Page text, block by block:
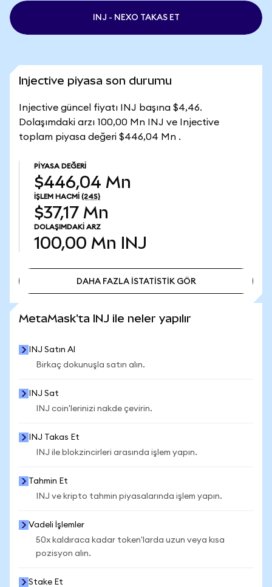
INJ - NEXO TAKAS ET
Injective piyasa son durumu
Injective güncel fiyatı INJ başına $4,46.
Dolaşımdaki arzı 100,00 Mn INJ ve Injective
toplam piyasa değeri $446,04 Mn .
PIYASA DEĞERI
$446,04 Mn
İŞLEM HACMI (24S)
$37,17 Mn
DOLAŞIMDAKI ARZ
100,00 Mn INJ
DAHA FAZLA İSTATİSTİK GÖR
MetaMask'ta INJ ile neler yapılır
INJ Satın Al
Birkaç dokunuşla satın alın.
INJ Sat
INJ coin'lerinizi nakde çevirin.
INJ Takas Et
INJ ile blokzincirleri arasında işlem yapın.
Tahmin Et
INJ ve kripto tahmin piyasalarında işlem yapın.
Vadeli İşlemler
50x kaldıraca kadar token'larda uzun veya kısa
pozisyon alın.
Stake Et